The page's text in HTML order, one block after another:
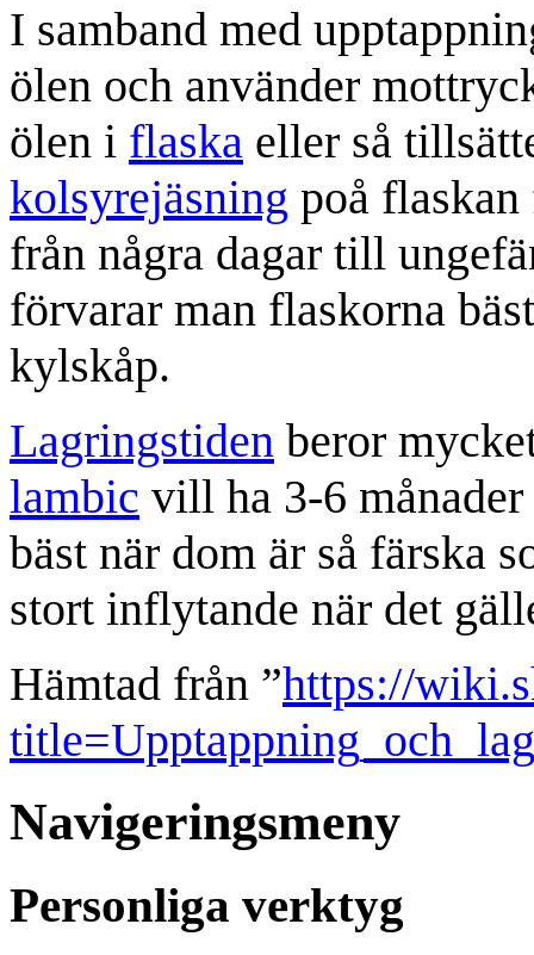
I samband med
ölen och använder
ölen i flaska eller så
kolsyrejäsning poå
från några dagar till
förvarar man flaskorna
kylskåp.
Lagringstiden beror
lambic vill ha 3-6
bäst när dom är så färska
stort inflytande när det
Hämtad från ”https://
Navigeringsmeny
Personliga verktyg